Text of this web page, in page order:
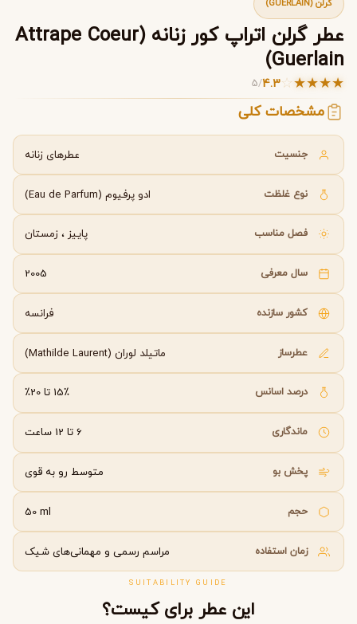
گرلن (GUERLAIN)
عطر گرلن اتراپ کور زنانه (Attrape Coeur
Guerlain)
★
★
★
★
☆
4.3
/
5
مشخصات کلی
جنسیت عطرهای زنانه
نوع غلظت ادو پرفیوم (Eau de Parfum)
فصل مناسب پاییز ، زمستان
سال معرفی 2005
کشور سازنده فرانسه
عطرساز ماتیلد لوران (Mathilde Laurent)
درصد اسانس 15٪ تا 20٪
ماندگاری 6 تا 12 ساعت
پخش بو متوسط رو به قوی
حجم 50 ml
زمان استفاده مراسم رسمی و مهمانی‌های شیک
SUITABILITY GUIDE
این عطر برای کیست؟